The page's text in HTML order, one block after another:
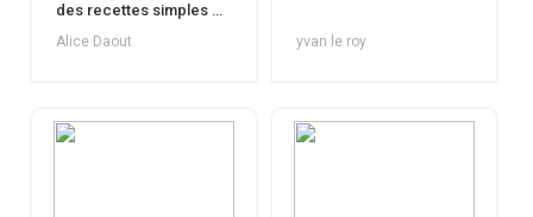
des recettes simples et
gourmandes
Alice Daout yvan le roy